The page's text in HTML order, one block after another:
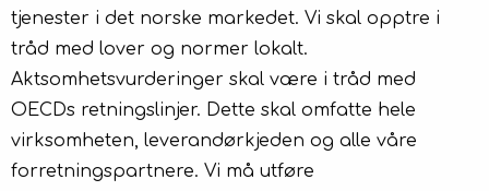
tjenester i det norske markedet. Vi skal opptre i
tråd med lover og normer lokalt.
Aktsomhetsvurderinger skal være i tråd med
OECDs retningslinjer. Dette skal omfatte hele
virksomheten, leverandørkjeden og alle våre
forretningspartnere. Vi må utføre